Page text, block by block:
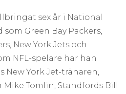
sex år i National
Green Bay Packers,
New York Jets och
NFL-spelare har han
New York Jet-tränaren,
Tomlin, Standfords Bill